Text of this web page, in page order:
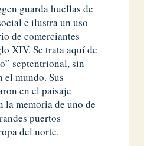
guarda huellas de
e ilustra un uso
de comerciantes
XIV. Se trata aquí de
septentrional, sin
el mundo. Sus
en el paisaje
la memoria de uno de
puertos
del norte.